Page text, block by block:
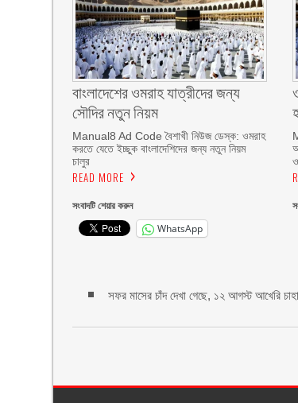
বাংলাদেশের ওমরাহ যাত্রীদের জন্য
সৌদির নতুন নিয়ম
Manual8 Ad Code বৈশাখী নিউজ ডেস্ক: ওমরাহ
করতে যেতে ইচ্ছুক বাংলাদেশিদের জন্য নতুন নিয়ম
চালুর
READ MORE
সংবাদটি শেয়ার করুন
WhatsApp
সফর মাসের চাঁদ দেখা গেছে, ১২ আগস্ট আখেরি